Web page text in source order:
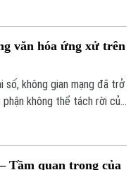
nội dung quan trọng thuộc
văn hóa ứng xử trên
số, không gian mạng đã trở
không thể tách rời của
Tầm quan trọng của